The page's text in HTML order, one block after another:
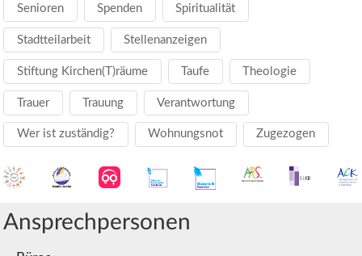
Senioren Spenden Spiritualität
Stadtteilarbeit Stellenanzeigen
Stiftung Kirchen(T)räume Taufe Theologie
Trauer Trauung Verantwortung
Wer ist zuständig? Wohnungsnot Zugezogen
Ansprechpersonen